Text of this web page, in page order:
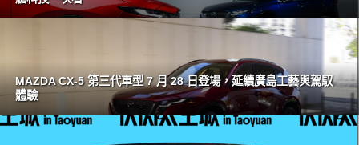
MAZDA CX-5 第三代車型 7 月 28 日登場，延續廣島工藝與駕馭
體驗